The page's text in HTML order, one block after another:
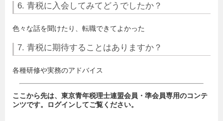
6. 青税に入会してみてどうでしたか？
色々な話を聞けたり、転職できてよかった
7. 青税に期待することはありますか？
各種研修や実務のアドバイス
ここから先は、東京青年税理士連盟会員・準会員専用のコンテ
ンツです。ログインしてご覧ください。